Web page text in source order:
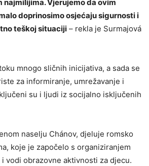
najmilijima. Vjerujemo da ovim
doprinosimo osjećaju sigurnosti i
teškoj situaciji – rekla je Surmajová
mnogo sličnih inicijativa, a sada se
za informiranje, umrežavanje i
su i ljudi iz socijalno isključenih
naselju Chánov, djeluje romsko
koje je započelo s organiziranjem
vodi obrazovne aktivnosti za djecu.